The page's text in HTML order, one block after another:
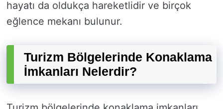
hayatı da oldukça hareketlidir ve birçok
eğlence mekanı bulunur.
Turizm Bölgelerinde Konaklama
İmkanları Nelerdir?